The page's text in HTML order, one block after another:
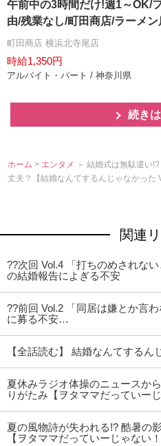
午前中の3時間だけ!週1～OK/
由/残業なし/町田商店/ラーメ
町田商店 横浜北寺尾店
時給1,350円
アルバイト・パート / 神奈川県
続き
ホーム > エンタメ ＞ 結婚式は無駄遣い
丈夫？【結婚なんてするんじゃなかった
関連
??次回 Vol.4 「打ちのめされな
の結婚報告によぎる不安
??前回 Vol.2 「同居は嫌とか言
に募る不安…
【全話読む】 結婚なんてするん
夏休みラジオ体操のニュースか
りがたみ【ヲタママだっていーじ
夏の風物詩が失われる!? 酷暑の
【ヲタママだっていーじゃない！